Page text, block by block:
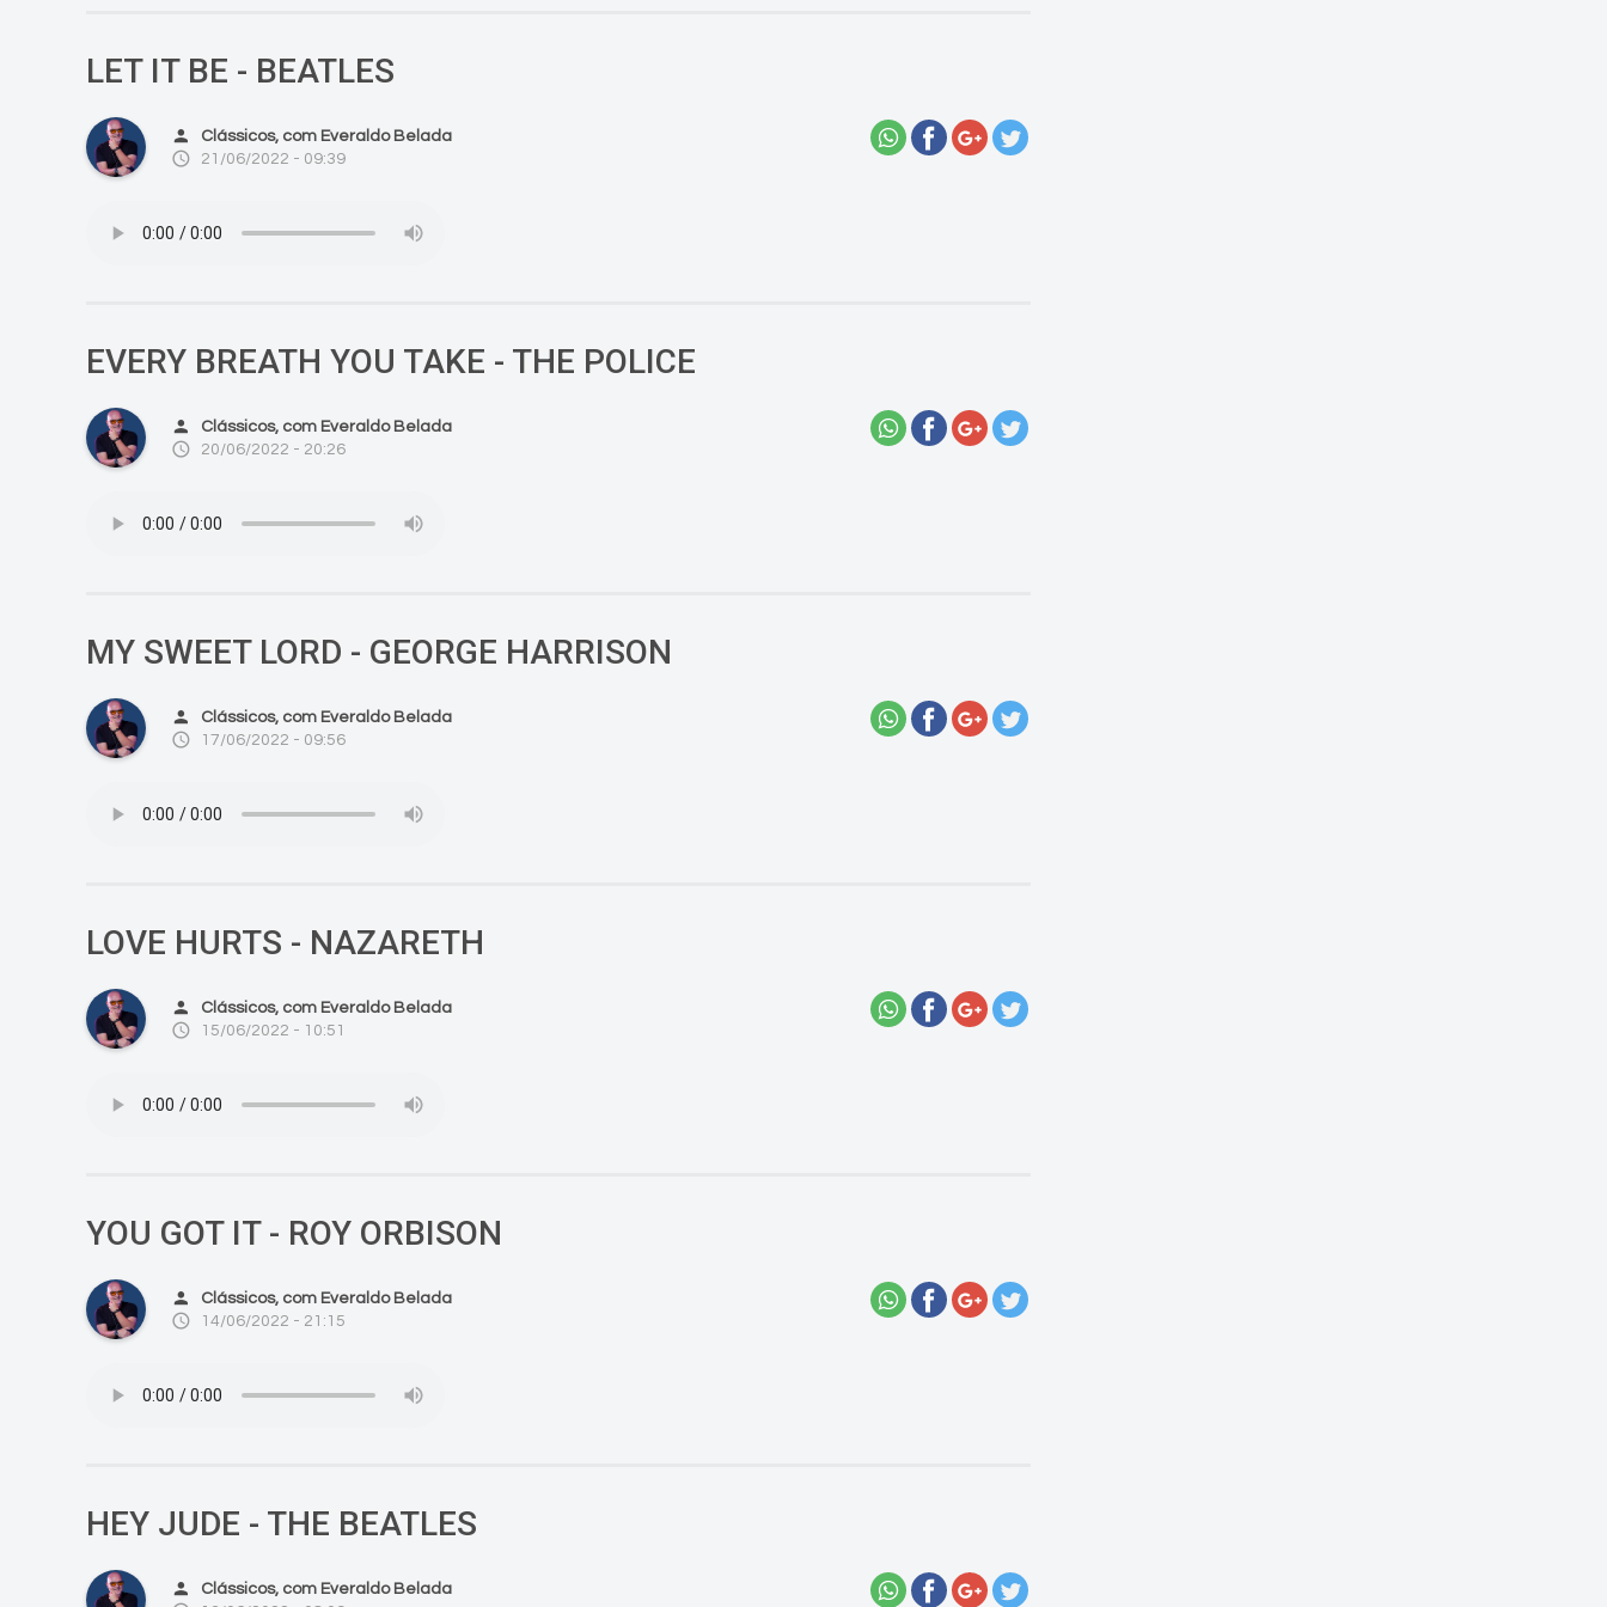
LET IT BE - BEATLES
person Clássicos, com Everaldo Belada
access_time 21/06/2022 - 09:39
EVERY BREATH YOU TAKE - THE POLICE
person Clássicos, com Everaldo Belada
access_time 20/06/2022 - 20:26
MY SWEET LORD - GEORGE HARRISON
person Clássicos, com Everaldo Belada
access_time 17/06/2022 - 09:56
LOVE HURTS - NAZARETH
person Clássicos, com Everaldo Belada
access_time 15/06/2022 - 10:51
YOU GOT IT - ROY ORBISON
person Clássicos, com Everaldo Belada
access_time 14/06/2022 - 21:15
HEY JUDE - THE BEATLES
person Clássicos, com Everaldo Belada